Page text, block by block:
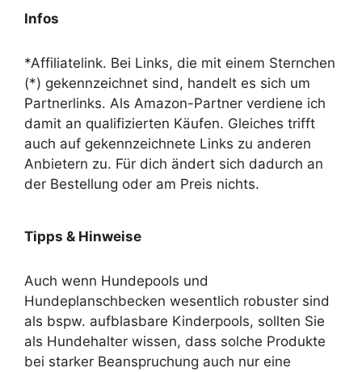
Infos
*Affiliatelink. Bei Links, die mit einem Sternchen
(*) gekennzeichnet sind, handelt es sich um
Partnerlinks. Als Amazon-Partner verdiene ich
damit an qualifizierten Käufen. Gleiches trifft
auch auf gekennzeichnete Links zu anderen
Anbietern zu. Für dich ändert sich dadurch an
der Bestellung oder am Preis nichts.
Tipps & Hinweise
Auch wenn Hundepools und
Hundeplanschbecken wesentlich robuster sind
als bspw. aufblasbare Kinderpools, sollten Sie
als Hundehalter wissen, dass solche Produkte
bei starker Beanspruchung auch nur eine